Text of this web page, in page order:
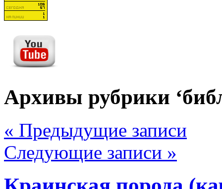
Архивы рубрики
« Предыдущие записи
Следующие записи »